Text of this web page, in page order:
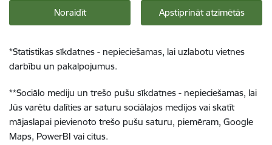
Noraidīt Apstiprināt atzīmētās
*Statistikas sīkdatnes - nepieciešamas, lai uzlabotu vietnes
darbību un pakalpojumus.
**Sociālo mediju un trešo pušu sīkdatnes - nepieciešamas, lai
Jūs varētu dalīties ar saturu sociālajos medijos vai skatīt
mājaslapai pievienoto trešo pušu saturu, piemēram, Google
Maps, PowerBI vai citus.